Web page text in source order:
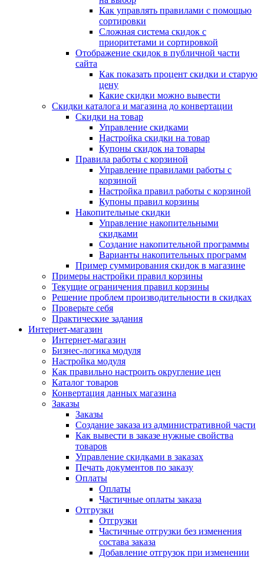
Как управлять правилами с помощью
сортировки
Сложная система скидок с
приоритетами и сортировкой
Отображение скидок в публичной части
сайта
Как показать процент скидки и старую
цену
Какие скидки можно вывести
Скидки каталога и магазина до конвертации
Скидки на товар
Управление скидками
Настройка скидки на товар
Купоны скидок на товары
Правила работы с корзиной
Управление правилами работы с
корзиной
Настройка правил работы с корзиной
Купоны правил корзины
Накопительные скидки
Управление накопительными
скидками
Создание накопительной программы
Варианты накопительных программ
Пример суммирования скидок в магазине
Примеры настройки правил корзины
Текущие ограничения правил корзины
Решение проблем производительности в скидках
Проверьте себя
Практические задания
Интернет-магазин
Интернет-магазин
Бизнес-логика модуля
Настройка модуля
Как правильно настроить округление цен
Каталог товаров
Конвертация данных магазина
Заказы
Заказы
Создание заказа из административной части
Как вывести в заказе нужные свойства
товаров
Управление скидками в заказах
Печать документов по заказу
Оплаты
Оплаты
Частичные оплаты заказа
Отгрузки
Отгрузки
Частичные отгрузки без изменения
состава заказа
Добавление отгрузок при изменении